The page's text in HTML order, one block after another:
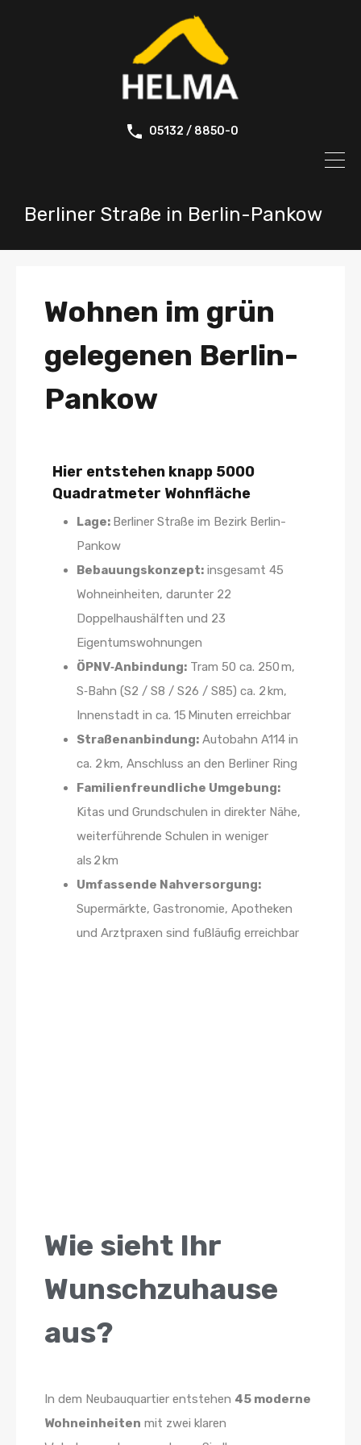
05132 / 8850-0
Berliner Straße in Berlin-Pankow
Wohnen im grün
gelegenen Berlin-
Pankow
Hier entstehen knapp 5000
Quadratmeter Wohnfläche
Lage: Berliner Straße im Bezirk Berlin-
Pankow
Bebauungskonzept: insgesamt 45
Wohneinheiten, darunter 22
Doppelhaushälften und 23
Eigentumswohnungen
ÖPNV‑Anbindung: Tram 50 ca. 250 m,
S‑Bahn (S2 / S8 / S26 / S85) ca. 2 km,
Innenstadt in ca. 15 Minuten erreichbar
Straßenanbindung: Autobahn A114 in
ca. 2 km, Anschluss an den Berliner Ring
Familienfreundliche Umgebung:
Kitas und Grundschulen in direkter Nähe,
weiterführende Schulen in weniger
als 2 km
Umfassende Nahversorgung:
Supermärkte, Gastronomie, Apotheken
und Arztpraxen sind fußläufig erreichbar
Wie sieht Ihr
Wunschzuhause
aus?
In dem Neubauquartier entstehen 45 moderne
Wohneinheiten mit zwei klaren